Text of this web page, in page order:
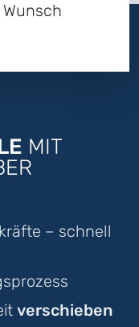
MIT
– schnell
verschieben